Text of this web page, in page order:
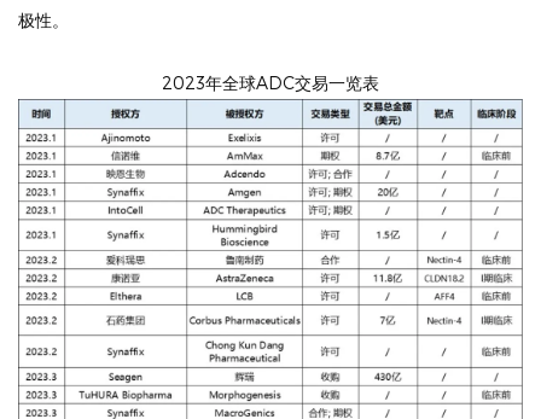
极性。
2023年全球ADC交易一览表